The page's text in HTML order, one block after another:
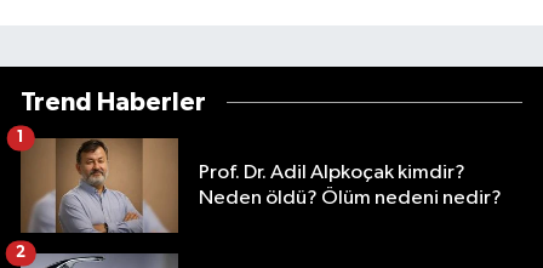
Trend Haberler
Prof. Dr. Adil Alpkoçak kimdir?
Neden öldü? Ölüm nedeni nedir?
1
2